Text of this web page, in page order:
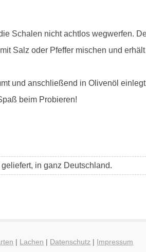
Schalen nicht achtlos wegwerfen.
Salz oder Pfeffer mischen und
und anschließend in Olivenöl
beim Probieren!
in ganz Deutschland.
| Lachen | Datenschutz | Impressum